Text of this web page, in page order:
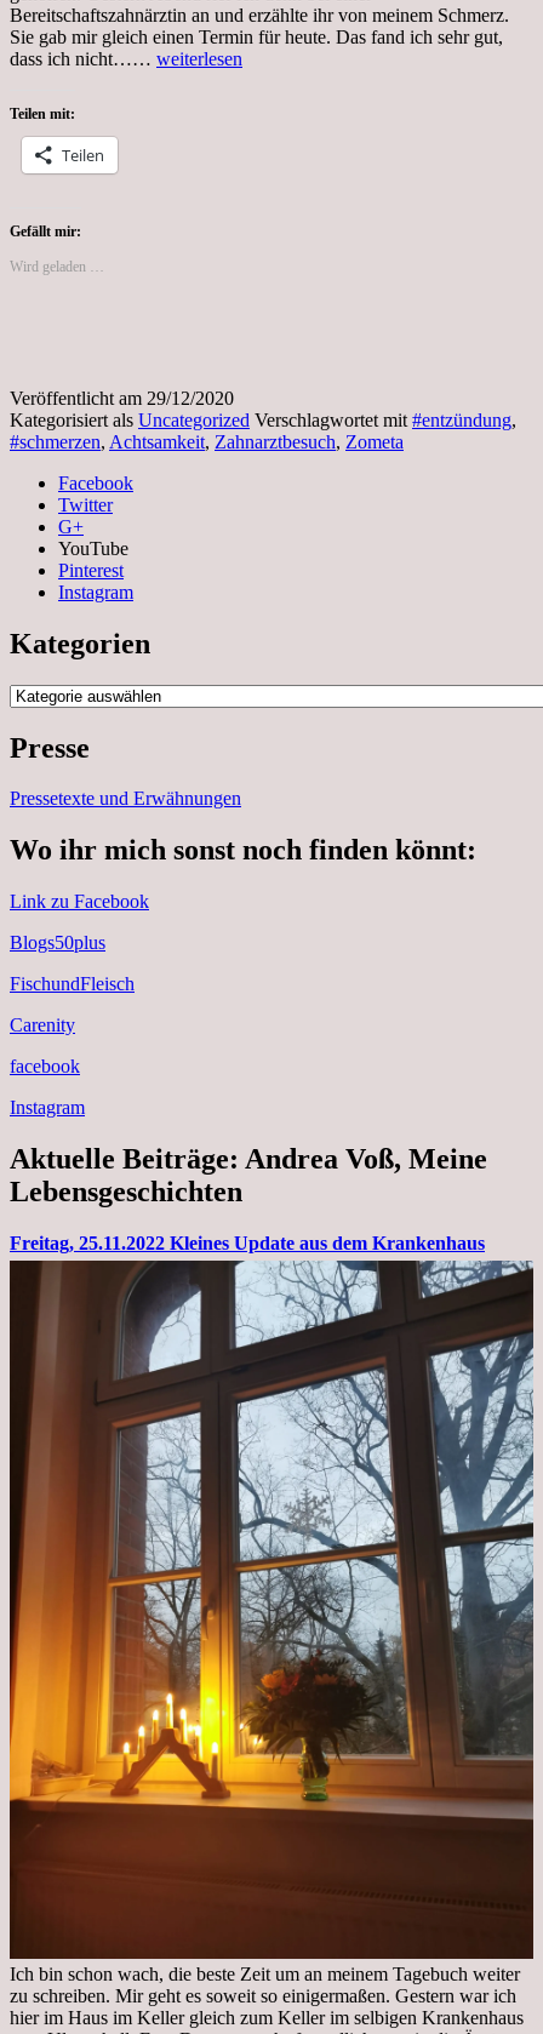
Bereitschaftszahnärztin an und erzählte ihr von meinem Schmerz.
Sie gab mir gleich einen Termin für heute. Das fand ich sehr gut,
dass ich nicht…… Zahnarztbesuch
weiterlesen
Teilen mit:
Teilen
Gefällt mir:
Wird geladen …
Veröffentlicht am 29/12/2020
Kategorisiert als Uncategorized Verschlagwortet mit #entzündung,
#schmerzen, Achtsamkeit, Zahnarztbesuch, Zometa
Facebook
Twitter
G+
YouTube
Pinterest
Instagram
Kategorien
Kategorien
Presse
Pressetexte und Erwähnungen
Wo ihr mich sonst noch finden könnt:
Link zu Facebook
Blogs50plus
FischundFleisch
Carenity
facebook
Instagram
Aktuelle Beiträge: Andrea Voß, Meine
Lebensgeschichten
Freitag, 25.11.2022 Kleines Update aus dem Krankenhaus
Ich bin schon wach, die beste Zeit um an meinem Tagebuch weiter
zu schreiben. Mir geht es soweit so einigermaßen. Gestern war ich
hier im Haus im Keller gleich zum Keller im selbigen Krankenhaus